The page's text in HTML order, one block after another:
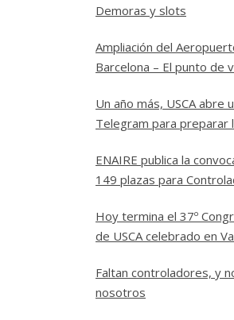
Demoras y slots
Ampliación del
Barcelona – El punto de
Un año más, USCA abre
Telegram para preparar
ENAIRE publica la
149 plazas para
Hoy termina el 37º
de USCA celebrado en
Faltan controladores, y
nosotros